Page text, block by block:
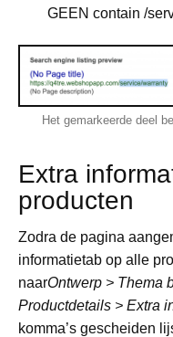
GEEN contain /
Het gemarkeerde deel
Extra
producten
Zodra de pagina
informatietab op alle
naarOntwerp > Thema
Productdetails > Extra
komma’s gescheiden